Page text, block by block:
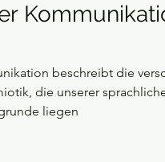
beschreibt die
die unserer
liegen